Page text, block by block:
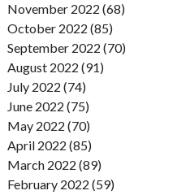
November 2022 (68)
October 2022 (85)
September 2022 (70)
August 2022 (91)
July 2022 (74)
June 2022 (75)
May 2022 (70)
April 2022 (85)
March 2022 (89)
February 2022 (59)